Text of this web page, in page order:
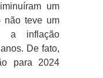
um
não teve um
a inflação
De fato,
para 2024